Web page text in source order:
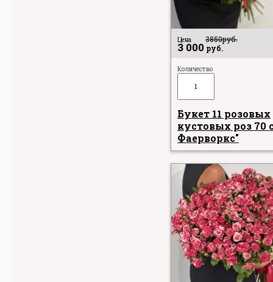
Цена 3850руб.
3 000 руб.
Количество
Букет 11 розовых
кустовых роз 70
Фаерворкс"